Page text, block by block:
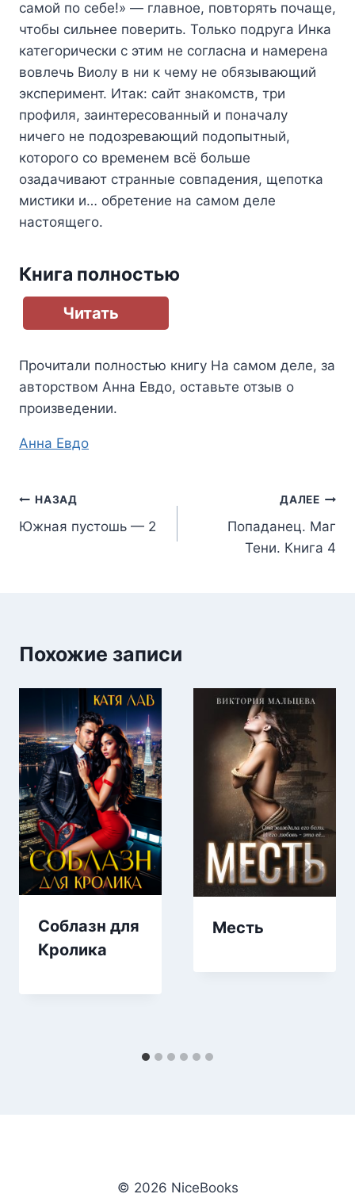
самой по себе!» — главное, повторять почаще,
чтобы сильнее поверить. Только подруга Инка
категорически с этим не согласна и намерена
вовлечь Виолу в ни к чему не обязывающий
эксперимент. Итак: сайт знакомств, три
профиля, заинтересованный и поначалу
ничего не подозревающий подопытный,
которого со временем всё больше
озадачивают странные совпадения, щепотка
мистики и… обретение на самом деле
настоящего.
Книга полностью
Читать
Прочитали полностью книгу На самом деле, за
авторством Анна Евдо, оставьте отзыв о
произведении.
Метки
Анна Евдо
Навигация
по
НАЗАД
Южная пустошь — 2
ДАЛЕЕ
Попаданец. Маг
Тени. Книга 4
Похожие записи
Соблазн для
Кролика
Месть
© 2026 NiceBooks